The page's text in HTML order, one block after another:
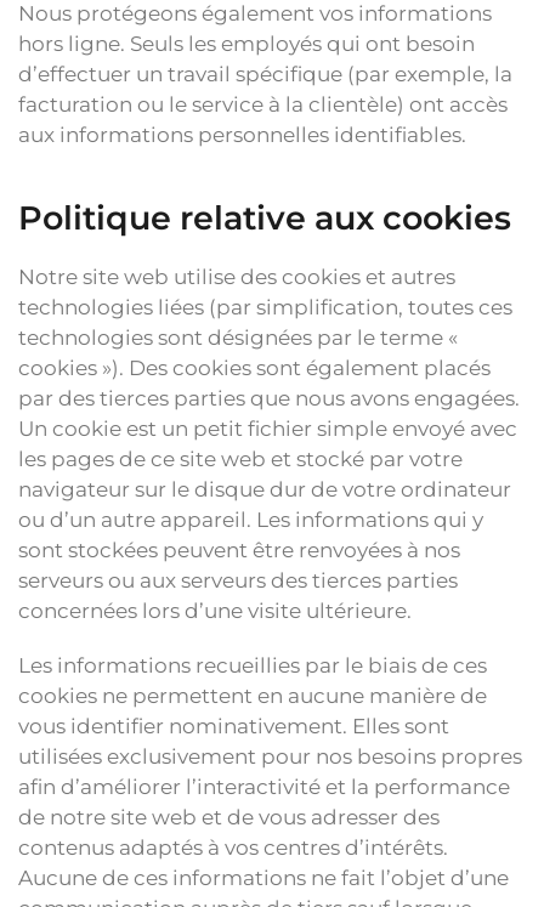
Nous protégeons également vos informations
hors ligne. Seuls les employés qui ont besoin
d’effectuer un travail spécifique (par exemple, la
facturation ou le service à la clientèle) ont accès
aux informations personnelles identifiables.
Politique relative aux cookies
Notre site web utilise des cookies et autres
technologies liées (par simplification, toutes ces
technologies sont désignées par le terme «
cookies »). Des cookies sont également placés
par des tierces parties que nous avons engagées.
Un cookie est un petit fichier simple envoyé avec
les pages de ce site web et stocké par votre
navigateur sur le disque dur de votre ordinateur
ou d’un autre appareil. Les informations qui y
sont stockées peuvent être renvoyées à nos
serveurs ou aux serveurs des tierces parties
concernées lors d’une visite ultérieure.
Les informations recueillies par le biais de ces
cookies ne permettent en aucune manière de
vous identifier nominativement. Elles sont
utilisées exclusivement pour nos besoins propres
afin d’améliorer l’interactivité et la performance
de notre site web et de vous adresser des
contenus adaptés à vos centres d’intérêts.
Aucune de ces informations ne fait l’objet d’une